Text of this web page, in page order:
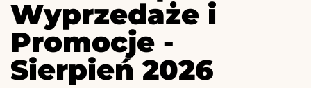
Wyprzedaże i
Promocje -
Sierpień 2026